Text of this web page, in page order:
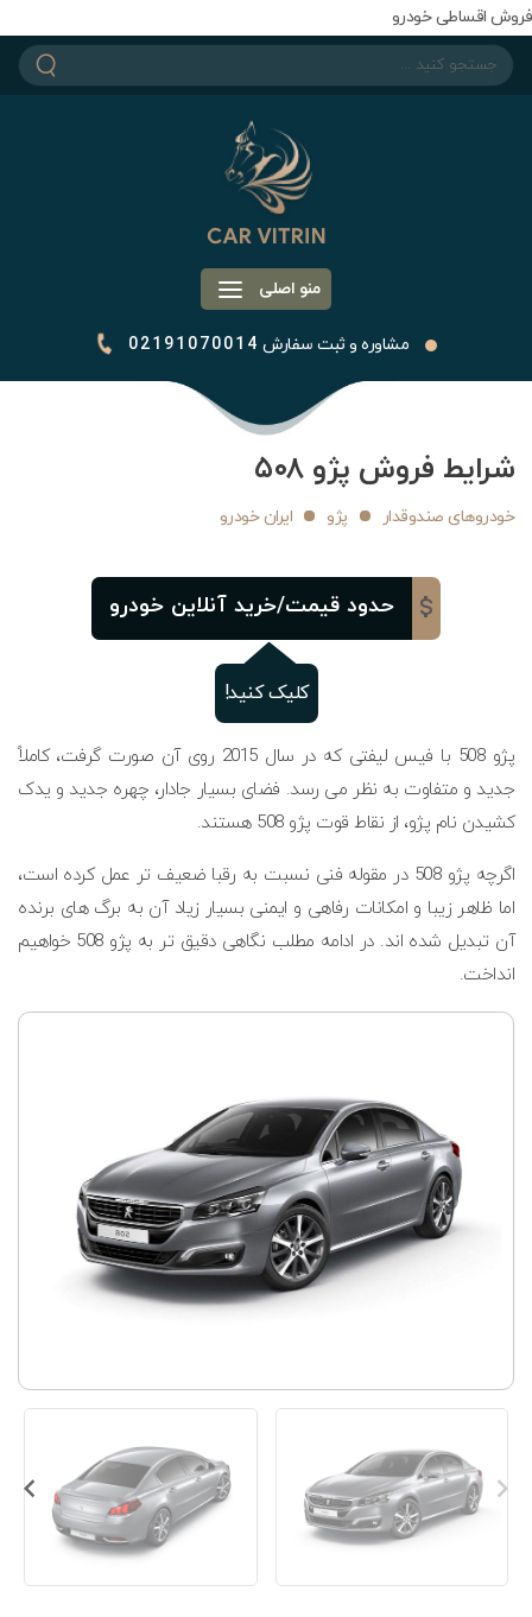
فروش اقساطی خودرو
منو اصلی
مشاوره و ثبت سفارش 02191070014
شرایط فروش پژو ۵۰۸
خودروهای صندوقدار پژو ایران خودرو
حدود قیمت/خرید آنلاین خودرو
کلیک کنید!
پژو 508 با فیس لیفتی که در سال 2015 روی آن صورت گرفت، کاملاً
جدید و متفاوت به نظر می رسد. فضای بسیار جادار، چهره جدید و یدک
کشیدن نام پژو، از نقاط قوت پژو 508 هستند.
اگرچه پژو 508 در مقوله فنی نسبت به رقبا ضعیف تر عمل کرده است،
اما ظاهر زیبا و امکانات رفاهی و ایمنی بسیار زیاد آن به برگ های برنده
آن تبدیل شده اند. در ادامه مطلب نگاهی دقیق تر به پژو 508 خواهیم
انداخت.